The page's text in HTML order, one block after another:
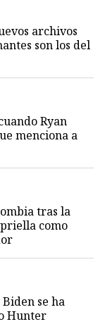
archivos
son los del
Ryan
menciona a
tras la
como
se ha
Hunter